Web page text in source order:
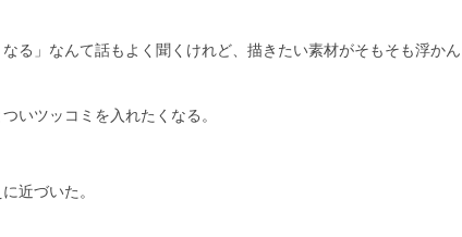
なる」なんて話もよく聞くけれど、描きたい素材がそもそも浮かん
いツッコミを入れたくなる。
近づいた。